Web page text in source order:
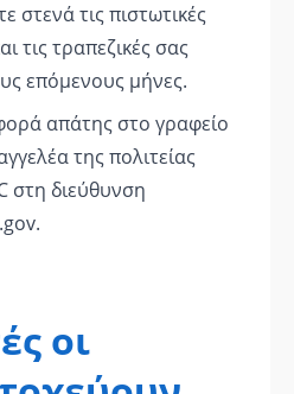
στενά τις πιστωτικές
τις τραπεζικές σας
επόμενους μήνες.
απάτης στο γραφείο
της πολιτείας
στη διεύθυνση
οι